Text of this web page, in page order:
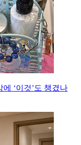
‘이것’도 챙겼나